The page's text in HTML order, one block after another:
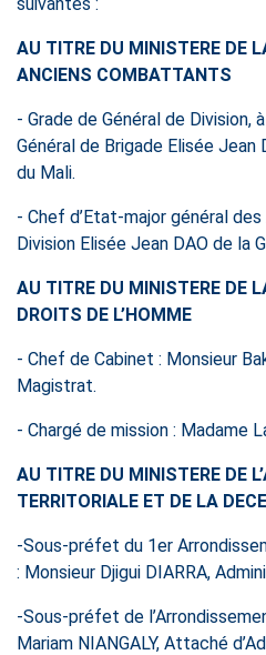
AU TITRE DU MINISTERE DE
ANCIENS COMBATTANTS
- Grade de Général de Division,
Général de Brigade Elisée Jean
du Mali.
- Chef d’Etat-major général
Division Elisée Jean DAO de la
AU TITRE DU MINISTERE DE
DROITS DE L’HOMME
- Chef de Cabinet : Monsieur
Magistrat.
- Chargé de mission : Madame
AU TITRE DU MINISTERE DE
TERRITORIALE ET DE LA
-Sous-préfet du 1er
: Monsieur Djigui DIARRA,
-Sous-préfet de
Mariam NIANGALY, Attaché